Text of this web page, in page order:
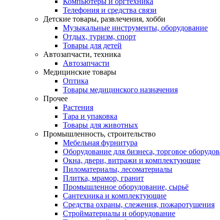
Телефония и средства связи
Детские товары, развлечения, хобби
Музыкальные инструменты, оборудование
Отдых, туризм, спорт
Товары для детей
Автозапчасти, техника
Автозапчасти
Медицинские товары
Оптика
Товары медицинского назначения
Прочее
Растения
Тара и упаковка
Товары для животных
Промышленность, строительство
Мебельная фурнитура
Оборудование для бизнеса, торговое
Окна, двери, витражи и комплектующие
Пиломатериалы, лесоматериалы
Плитка, мрамор, гранит
Промышленное оборудование, сырьё
Сантехника и комплектующие
Средства охраны, слежения, пожаротушения
Стройматериалы и оборудование